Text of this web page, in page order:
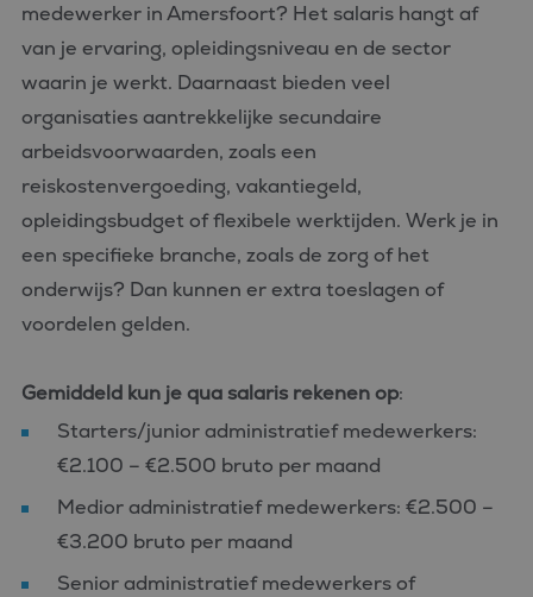
medewerker in Amersfoort? Het salaris hangt af
van je ervaring, opleidingsniveau en de sector
waarin je werkt. Daarnaast bieden veel
organisaties aantrekkelijke secundaire
arbeidsvoorwaarden, zoals een
reiskostenvergoeding, vakantiegeld,
opleidingsbudget of flexibele werktijden. Werk je in
een specifieke branche, zoals de zorg of het
onderwijs? Dan kunnen er extra toeslagen of
voordelen gelden.
Gemiddeld kun je qua salaris rekenen op:
Starters/junior administratief medewerkers:
€2.100 – €2.500 bruto per maand
Medior administratief medewerkers: €2.500 –
€3.200 bruto per maand
Senior administratief medewerkers of